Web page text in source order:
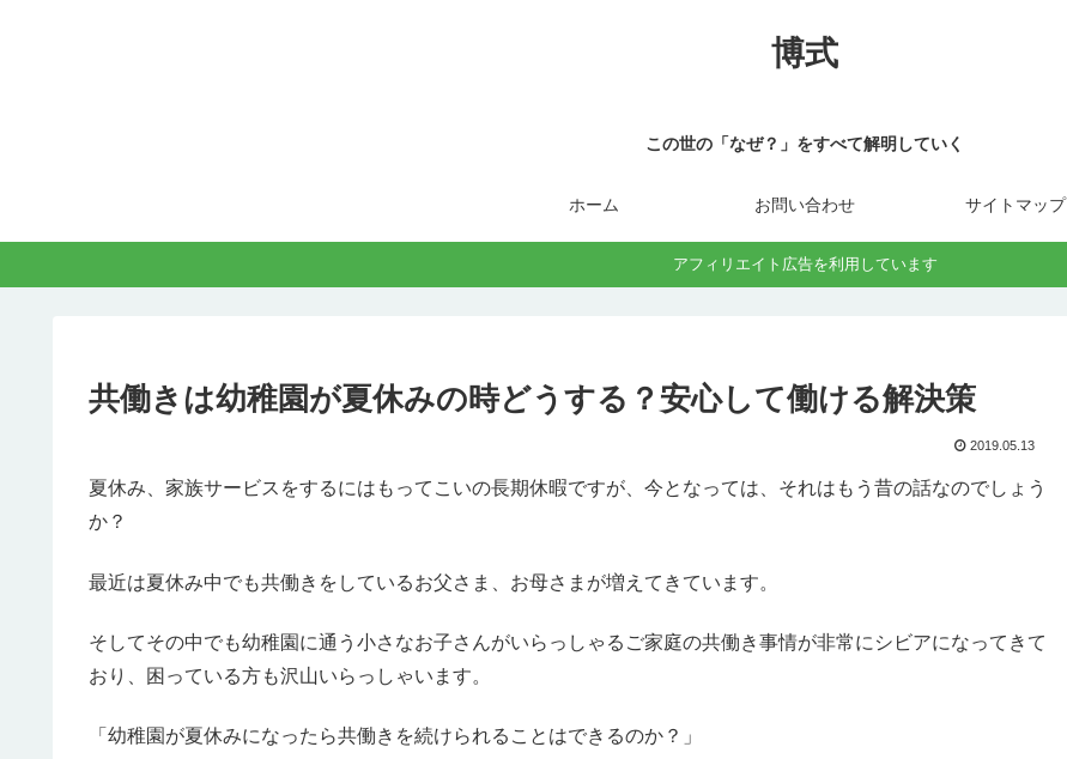
博式
この世の「なぜ？」をすべて解明していく
ホーム お問い合わせ サイトマップ
アフィリエイト広告を利用しています
共働きは幼稚園が夏休みの時どうする？安心して働ける解決策
2019.05.13
夏休み、家族サービスをするにはもってこいの長期休暇ですが、今となっては、それはもう昔の話なのでしょう
か？
最近は夏休み中でも共働きをしているお父さま、お母さまが増えてきています。
そしてその中でも幼稚園に通う小さなお子さんがいらっしゃるご家庭の共働き事情が非常にシビアになってきて
おり、困っている方も沢山いらっしゃいます。
「幼稚園が夏休みになったら共働きを続けられることはできるのか？」